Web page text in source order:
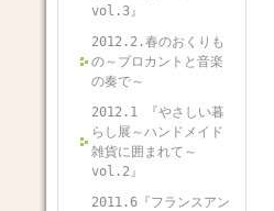
vol.3』
2012.2.春のおくりも
の～ブロカントと音楽
の奏で～
2012.1 『やさしい暮
らし展～ハンドメイド
雑貨に囲まれて～
vol.2』
2011.6『フランスアン